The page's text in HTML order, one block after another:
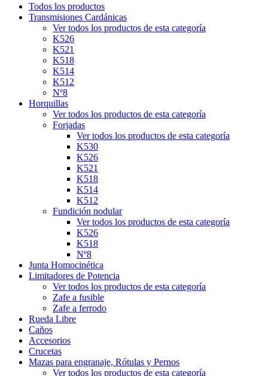
Todos los productos
Transmisiones Cardánicas
Ver todos los productos de esta categoría
K526
K521
K518
K514
K512
Nº8
Horquillas
Ver todos los productos de esta categoría
Forjadas
Ver todos los productos de esta categoría
K530
K526
K521
K518
K514
K512
Fundición nodular
Ver todos los productos de esta categoría
K526
K518
Nº8
Junta Homocinética
Limitadores de Potencia
Ver todos los productos de esta categoría
Zafe a fusible
Zafe a ferrodo
Rueda Libre
Caños
Accesorios
Crucetas
Mazas para engranaje, Rótulas y Pernos
Ver todos los productos de esta categoría